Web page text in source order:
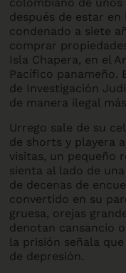
después de estar
condenado a siete
comprar
Isla Chapera, en el
Pacífico panameño.
de Investigación
de manera ilegal
Urrego sale de su
de shorts y playera
visitas, un pequeño
sienta al lado de
de decenas de
convertido en su
gruesa, orejas
denotan cansancio
la prisión señala
de depresión.